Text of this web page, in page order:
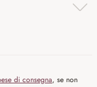
di consegna, se non